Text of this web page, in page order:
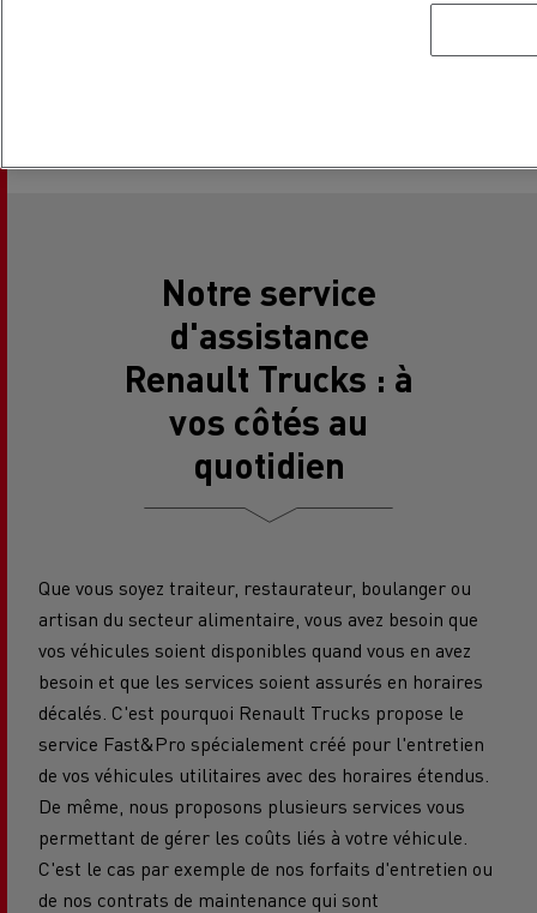
Notre service
d'assistance
Renault Trucks : à
vos côtés au
quotidien
Que vous soyez traiteur, restaurateur, boulanger ou
artisan du secteur alimentaire, vous avez besoin que
vos véhicules soient disponibles quand vous en avez
besoin et que les services soient assurés en horaires
décalés. C'est pourquoi Renault Trucks propose le
service Fast&Pro spécialement créé pour l'entretien
de vos véhicules utilitaires avec des horaires étendus.
De même, nous proposons plusieurs services vous
permettant de gérer les coûts liés à votre véhicule.
C'est le cas par exemple de nos forfaits d'entretien ou
de nos contrats de maintenance qui sont